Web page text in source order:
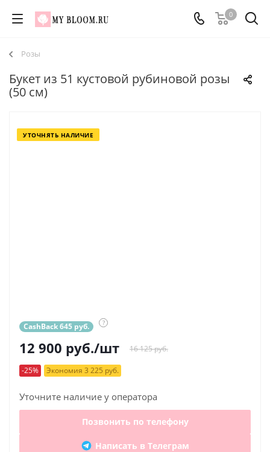
0
Розы
Букет из 51 кустовой рубиновой розы
(50 см)
УТОЧНЯТЬ НАЛИЧИЕ
CashBack 645 руб. ?
12 900 руб./шт 16 125 руб.
-25% Экономия 3 225 руб.
Уточните наличие у оператора
Позвонить по телефону
Написать в Телеграм